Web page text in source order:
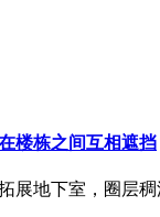
楼栋之间互相遮挡
展地下室，圈层